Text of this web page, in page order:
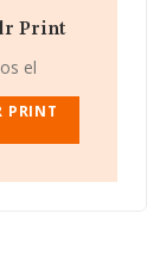
inscrita en el
Clasifica su
de
no tiene
CE de la
la
Print
el
PRINT